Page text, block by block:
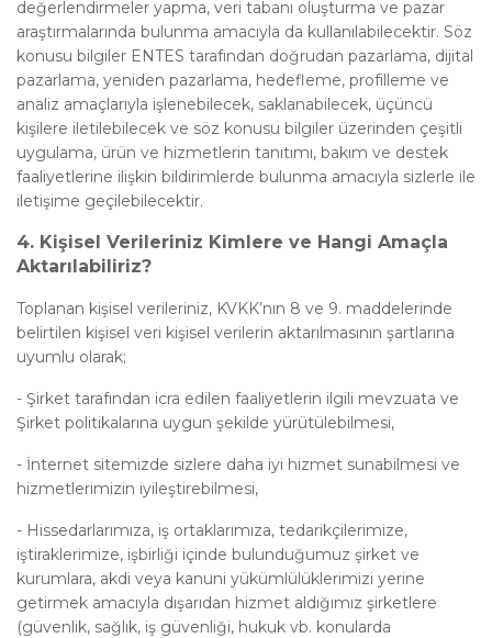
değerlendirmeler yapma, veri tabanı oluşturma ve pazar
araştırmalarında bulunma amacıyla da kullanılabilecektir. Söz
konusu bilgiler ENTES tarafından doğrudan pazarlama, dijital
pazarlama, yeniden pazarlama, hedefleme, profilleme ve
analiz amaçlarıyla işlenebilecek, saklanabilecek, üçüncü
kişilere iletilebilecek ve söz konusu bilgiler üzerinden çeşitli
uygulama, ürün ve hizmetlerin tanıtımı, bakım ve destek
faaliyetlerine ilişkin bildirimlerde bulunma amacıyla sizlerle ile
iletişime geçilebilecektir.
4. Kişisel Verileriniz Kimlere ve Hangi Amaçla
Aktarılabiliriz?
Toplanan kişisel verileriniz, KVKK’nın 8 ve 9. maddelerinde
belirtilen kişisel veri kişisel verilerin aktarılmasının şartlarına
uyumlu olarak;
- Şirket tarafından icra edilen faaliyetlerin ilgili mevzuata ve
Şirket politikalarına uygun şekilde yürütülebilmesi,
- İnternet sitemizde sizlere daha iyi hizmet sunabilmesi ve
hizmetlerimizin iyileştirebilmesi,
- Hissedarlarımıza, iş ortaklarımıza, tedarikçilerimize,
iştiraklerimize, işbirliği içinde bulunduğumuz şirket ve
kurumlara, akdi veya kanuni yükümlülüklerimizi yerine
getirmek amacıyla dışarıdan hizmet aldığımız şirketlere
(güvenlik, sağlık, iş güvenliği, hukuk vb. konularda